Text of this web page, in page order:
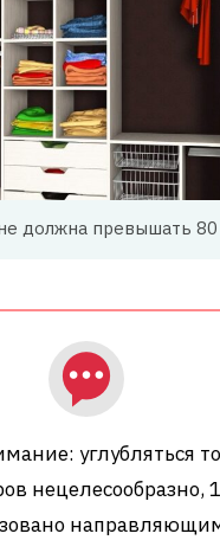
должна превышать
углубляться
нецелесообразно,